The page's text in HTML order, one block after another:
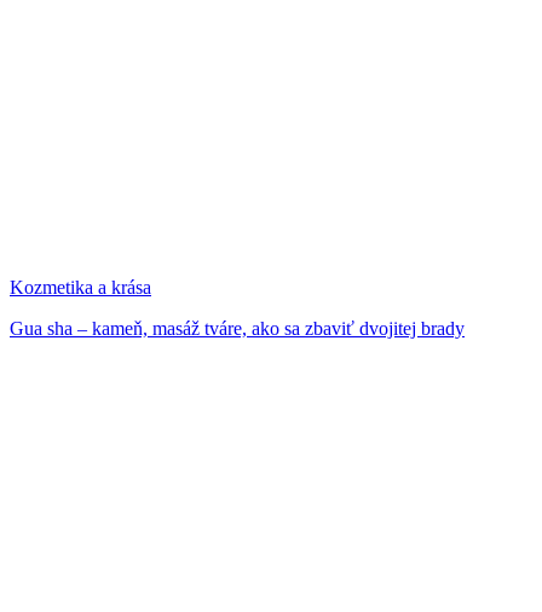
Kozmetika a krása
Gua sha – kameň, masáž tváre, ako sa zbaviť dvojitej brady